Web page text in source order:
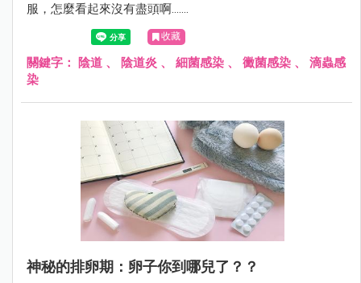
服，怎麼看起來沒有盡頭啊.......
收藏
關鍵字： 陰道 、 陰道炎 、 細菌感染 、 黴菌感染 、 滴蟲感
染
神秘的排卵期：卵子你到哪兒了？？